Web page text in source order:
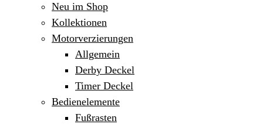
Neu im Shop
Kollektionen
Motorverzierungen
Allgemein
Derby Deckel
Timer Deckel
Bedienelemente
Fußrasten